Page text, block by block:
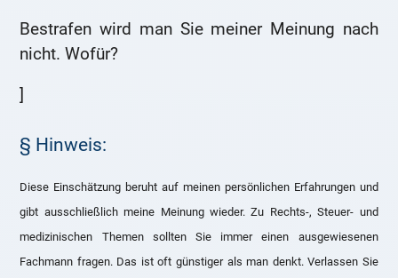
Bestrafen wird man Sie meiner Meinung nach
nicht. Wofür?
]
§ Hinweis:
Diese Einschätzung beruht auf meinen persönlichen Erfahrungen und
gibt ausschließlich meine Meinung wieder. Zu Rechts-, Steuer- und
medizinischen Themen sollten Sie immer einen ausgewiesenen
Fachmann fragen. Das ist oft günstiger als man denkt. Verlassen Sie